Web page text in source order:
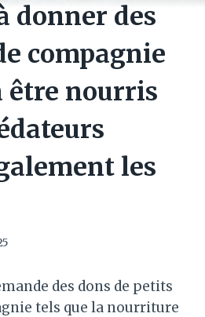
donner des
compagnie
être nourris
les
des dons de petits
tels que la nourriture